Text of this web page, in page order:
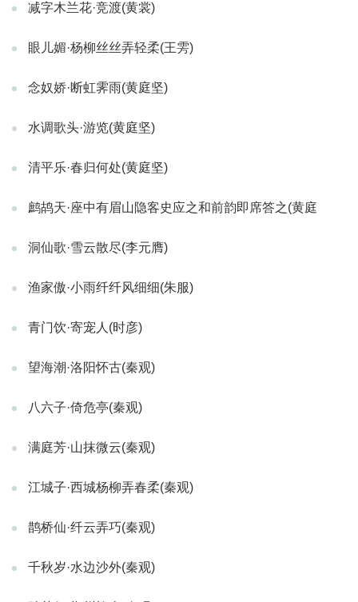
减字木兰花·竞渡(黄裳)
眼儿媚·杨柳丝丝弄轻柔(王雱)
念奴娇·断虹霁雨(黄庭坚)
水调歌头·游览(黄庭坚)
清平乐·春归何处(黄庭坚)
鹧鸪天·座中有眉山隐客史应之和前韵即席答之(黄庭
坚)
洞仙歌·雪云散尽(李元膺)
渔家傲·小雨纤纤风细细(朱服)
青门饮·寄宠人(时彦)
望海潮·洛阳怀古(秦观)
八六子·倚危亭(秦观)
满庭芳·山抹微云(秦观)
江城子·西城杨柳弄春柔(秦观)
鹊桥仙·纤云弄巧(秦观)
千秋岁·水边沙外(秦观)